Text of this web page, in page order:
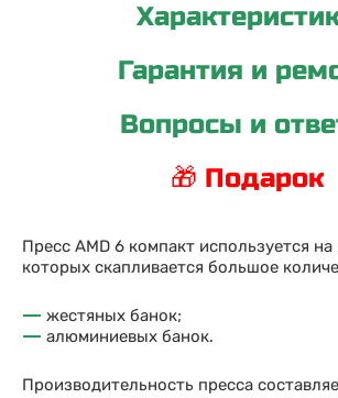
Гарантия и
Вопросы и
🎁 Подарок
Пресс AMD 6 компакт используется
которых скапливается большое
жестяных банок;
алюминиевых банок.
Производительность пресса